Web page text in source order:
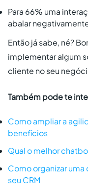
Para 66% uma
abalar
Então já sabe, né?
implementar algum
cliente no seu
Também pode te
Como ampliar a
benefícios
Qual o melhor
Como organizar
seu CRM